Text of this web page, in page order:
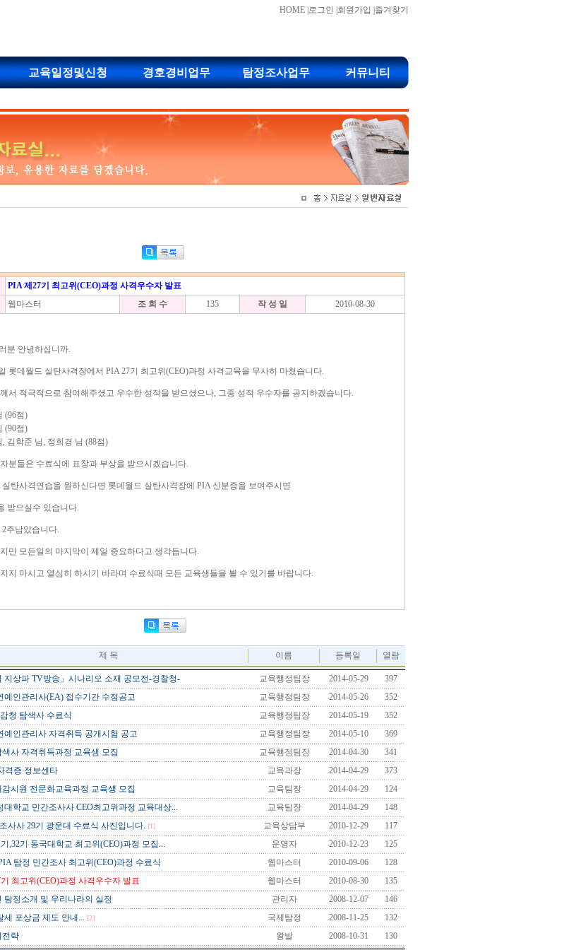
HOME 로그인 회원가입 즐겨찾기
교육일정및신청 경호경비업무 탐정조사업무 커뮤니티
PIA 제27기 최고위(CEO)과정 사격우수자 발표
웹마스터 조 회 수 135 작 성 일 2010-08-30
분 안녕하십니까.
롯데월드 실탄사격장에서 PIA 27기 최고위(CEO)과정 사격교육을 무사히 마쳤습니다.
서 적극적으로 참여해주셨고 우수한 성적을 받으셨으나, 그중 성적 우수자를 공지하겠습니다.
(96점)
(90점)
, 김학준 님, 정희경 님 (88점)
분들은 수료식에 표창과 부상을 받으시겠습니다.
탄사격연습을 원하신다면 롯데월드 실탄사격장에 PIA 신분증을 보여주시면
받으실수 있습니다.
주남았습니다.
만 모든일의 마지막이 제일 중요하다고 생각듭니다.
지 마시고 열심히 하시기 바라며 수료식때 모든 교육생들을 뵐 수 있기를 바랍니다.
제 목 이름 등록일 열람
지상파 TV방송」시나리오 소재 공모전-경찰청- 교육행정팀장 2014-05-29
397
예인관리사(EA) 접수기간 수정공고 교육행정팀장 2014-05-26
352
청 탐색사 수료식 교육행정팀장 2014-05-19
352
예인관리사 자격취득 공개시험 공고 교육행정팀장 2014-05-10
369
색사 자격취득과정 교육생 모집 교육행정팀장 2014-04-30
341
격증 정보센타 교육과장 2014-04-29
373
감시원 전문화교육과정 교육생 모집 교육팀장 2014-04-29
124
대학교 민간조사사 CEO최고위과정 교육대상... 교육팀장 2014-04-29
148
사사 29기 광운대 수료식 사진입니다. [1] 교육상담부 2010-12-29
117
,32기 동국대학교 최고위(CEO)과정 모집... 운영자 2010-12-23
125
탐정 민간조사 최고위(CEO)과정 수료식 웹마스터 2010-09-06
128
최고위(CEO)과정 사격우수자 발표 웹마스터 2010-08-30
135
탐정소개 및 우리나라의 실정 관리자 2008-12-07
146
세 포상금 제도 안내... [2] 국제탐정 2008-11-25
132
전략 왕발 2008-10-31 130